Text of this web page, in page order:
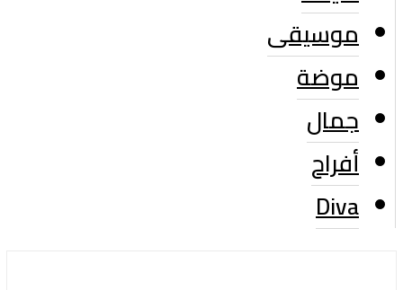
موسيقى
موضة
جمال
أفراح
Diva